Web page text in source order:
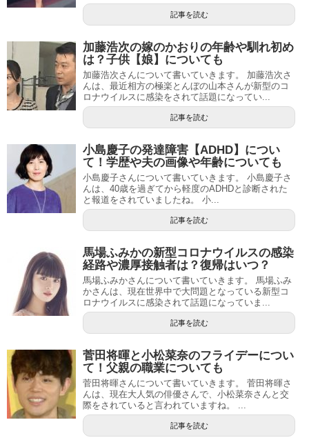
記事を読む
加藤浩次の嫁のかおりの年齢や馴れ初め
は？子供【娘】についても
加藤浩次さんについて書いていきます。 加藤浩次さ
んは、最近相方の極楽とんぼの山本さんが新型のコ
ロナウイルスに感染をされて話題になってい...
記事を読む
小島慶子の発達障害【ADHD】につい
て！学歴や夫の画像や年齢についても
小島慶子さんについて書いていきます。 小島慶子さ
んは、40歳を過ぎてから軽度のADHDと診断された
と報道をされていましたね。 小...
記事を読む
馬場ふみかの新型コロナウイルスの感染
経路や濃厚接触者は？復帰はいつ？
馬場ふみかさんについて書いていきます。 馬場ふみ
かさんは、現在世界中で大問題となっている新型コ
ロナウイルスに感染されて話題になっていま...
記事を読む
菅田将暉と小松菜奈のフライデーについ
て！父親の職業についても
菅田将暉さんについて書いていきます。 菅田将暉さ
んは、現在大人気の俳優さんで、小松菜奈さんと交
際をされていると言われていますね。 ...
記事を読む